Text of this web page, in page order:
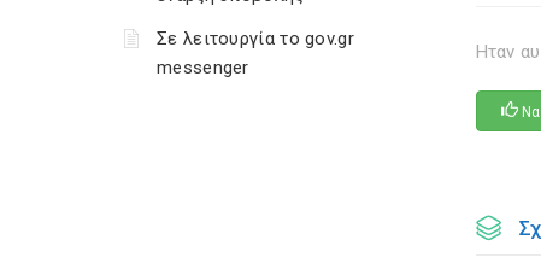
Σε λειτουργία το gov.gr
messenger
Ηταν